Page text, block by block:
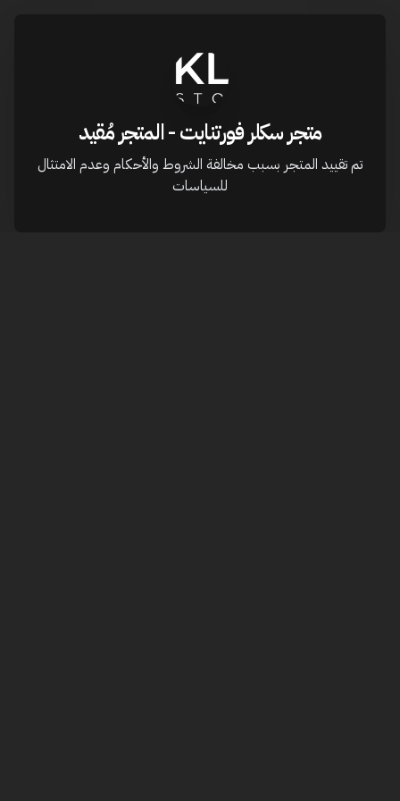
متجر سكلر فورتنايت - المتجر مُقيد
تم تقييد المتجر بسبب مخالفة الشروط والأحكام وعدم الامتثال
للسياسات